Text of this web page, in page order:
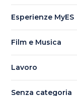
Esperienze MyES
Film e Musica
Lavoro
Senza categoria